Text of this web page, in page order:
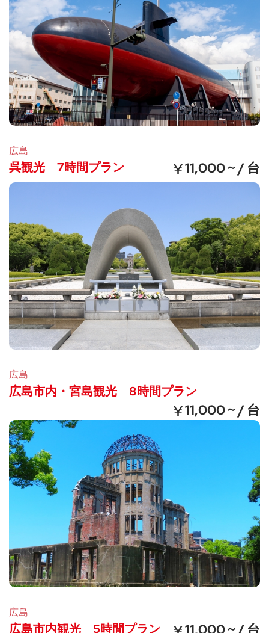
広島
呉観光 7時間プラン 11,000 ~ / 台
広島
広島市内・宮島観光 8時間プラン
11,000 ~ / 台
広島
広島市内観光 5時間プラン